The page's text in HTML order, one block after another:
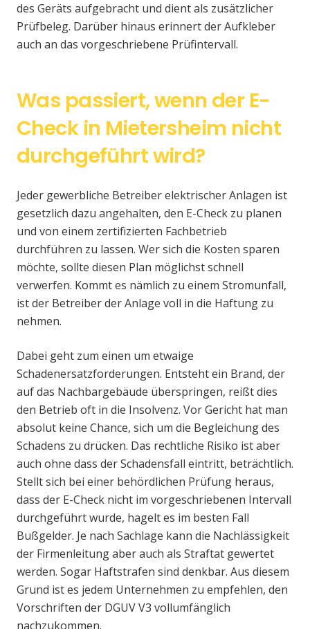
des Geräts aufgebracht und dient als zusätzlicher
Prüfbeleg. Darüber hinaus erinnert der Aufkleber
auch an das vorgeschriebene Prüfintervall.
Was passiert, wenn der E-
Check in Mietersheim nicht
durchgeführt wird?
Jeder gewerbliche Betreiber elektrischer Anlagen ist
gesetzlich dazu angehalten, den E-Check zu planen
und von einem zertifizierten Fachbetrieb
durchführen zu lassen. Wer sich die Kosten sparen
möchte, sollte diesen Plan möglichst schnell
verwerfen. Kommt es nämlich zu einem Stromunfall,
ist der Betreiber der Anlage voll in die Haftung zu
nehmen.
Dabei geht zum einen um etwaige
Schadenersatzforderungen. Entsteht ein Brand, der
auf das Nachbargebäude überspringen, reißt dies
den Betrieb oft in die Insolvenz. Vor Gericht hat man
absolut keine Chance, sich um die Begleichung des
Schadens zu drücken. Das rechtliche Risiko ist aber
auch ohne dass der Schadensfall eintritt, beträchtlich.
Stellt sich bei einer behördlichen Prüfung heraus,
dass der E-Check nicht im vorgeschriebenen Intervall
durchgeführt wurde, hagelt es im besten Fall
Bußgelder. Je nach Sachlage kann die Nachlässigkeit
der Firmenleitung aber auch als Straftat gewertet
werden. Sogar Haftstrafen sind denkbar. Aus diesem
Grund ist es jedem Unternehmen zu empfehlen, den
Vorschriften der DGUV V3 vollumfänglich
nachzukommen.